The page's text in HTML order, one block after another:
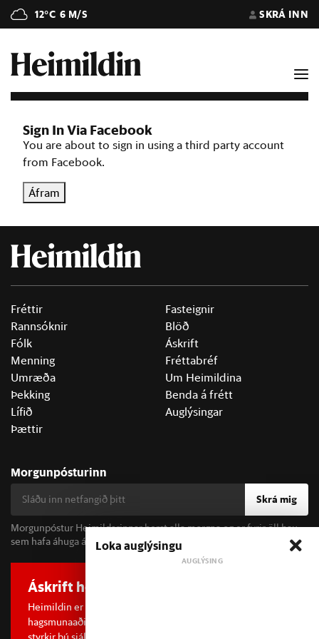
12°C 6 M/S SKRÁ INN
Sign In Via Facebook
You are about to sign in using a third party account
from Facebook.
Áfram
Fréttir
Rannsóknir
Fólk
Menning
Umræða
Þekking
Lífið
Þættir
Fasteignir
Blöð
Áskrift
Fréttabréf
Um Heimildina
Benda á frétt
Auglýsingar
Morgunpósturinn
Skrá mig
Morgunpóstur Heimildarinnar berst alla morgna og er fyrir öll þau
sem hafa áhuga á fréttum og þjóðfélagsumræðu.
Áskrift hefur áhrif
Heimildin er í dreifðu eignarhaldi og óháð
hagsmunaaðilum. Með því að kaupa áskrift að Heimildinni
Loka auglýsingu